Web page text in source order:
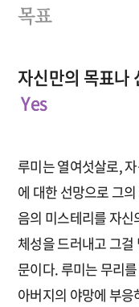
목표
자신만의 목표나
Yes
루미는 열여섯살로,
에 대한 선망으로 그
음의 미스테리를 자
체성을 드러내고 그걸
문이다. 루미는 무리
아버지의 야망에 부